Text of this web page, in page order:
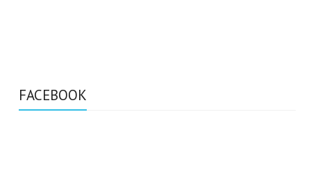
FACEBOOK